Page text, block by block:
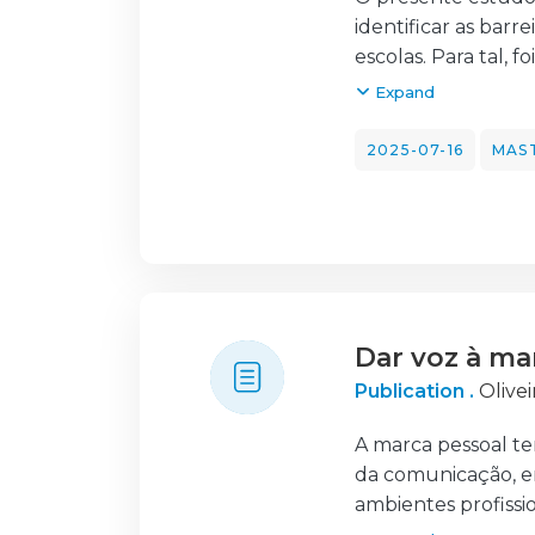
identificar as
escolas. Para tal,
como principal
entrevistas. As
crianças
quotidiano
demonstrando
relevantes, tanto
Face aos
inclusão. A
transcende
Expand
2025-07-16
Dar voz à
Publication .
A marca pessoal
da comunicação,
ambientes